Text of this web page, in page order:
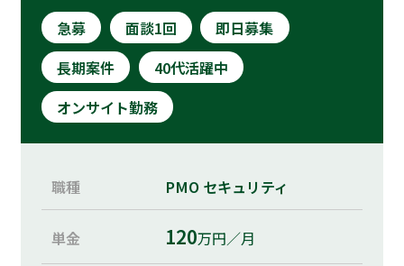
急募 面談1回
即日募集
長期案件
40代活躍中
オンサイト勤務
職種 PMO セキュリティ
単金 120万円／月